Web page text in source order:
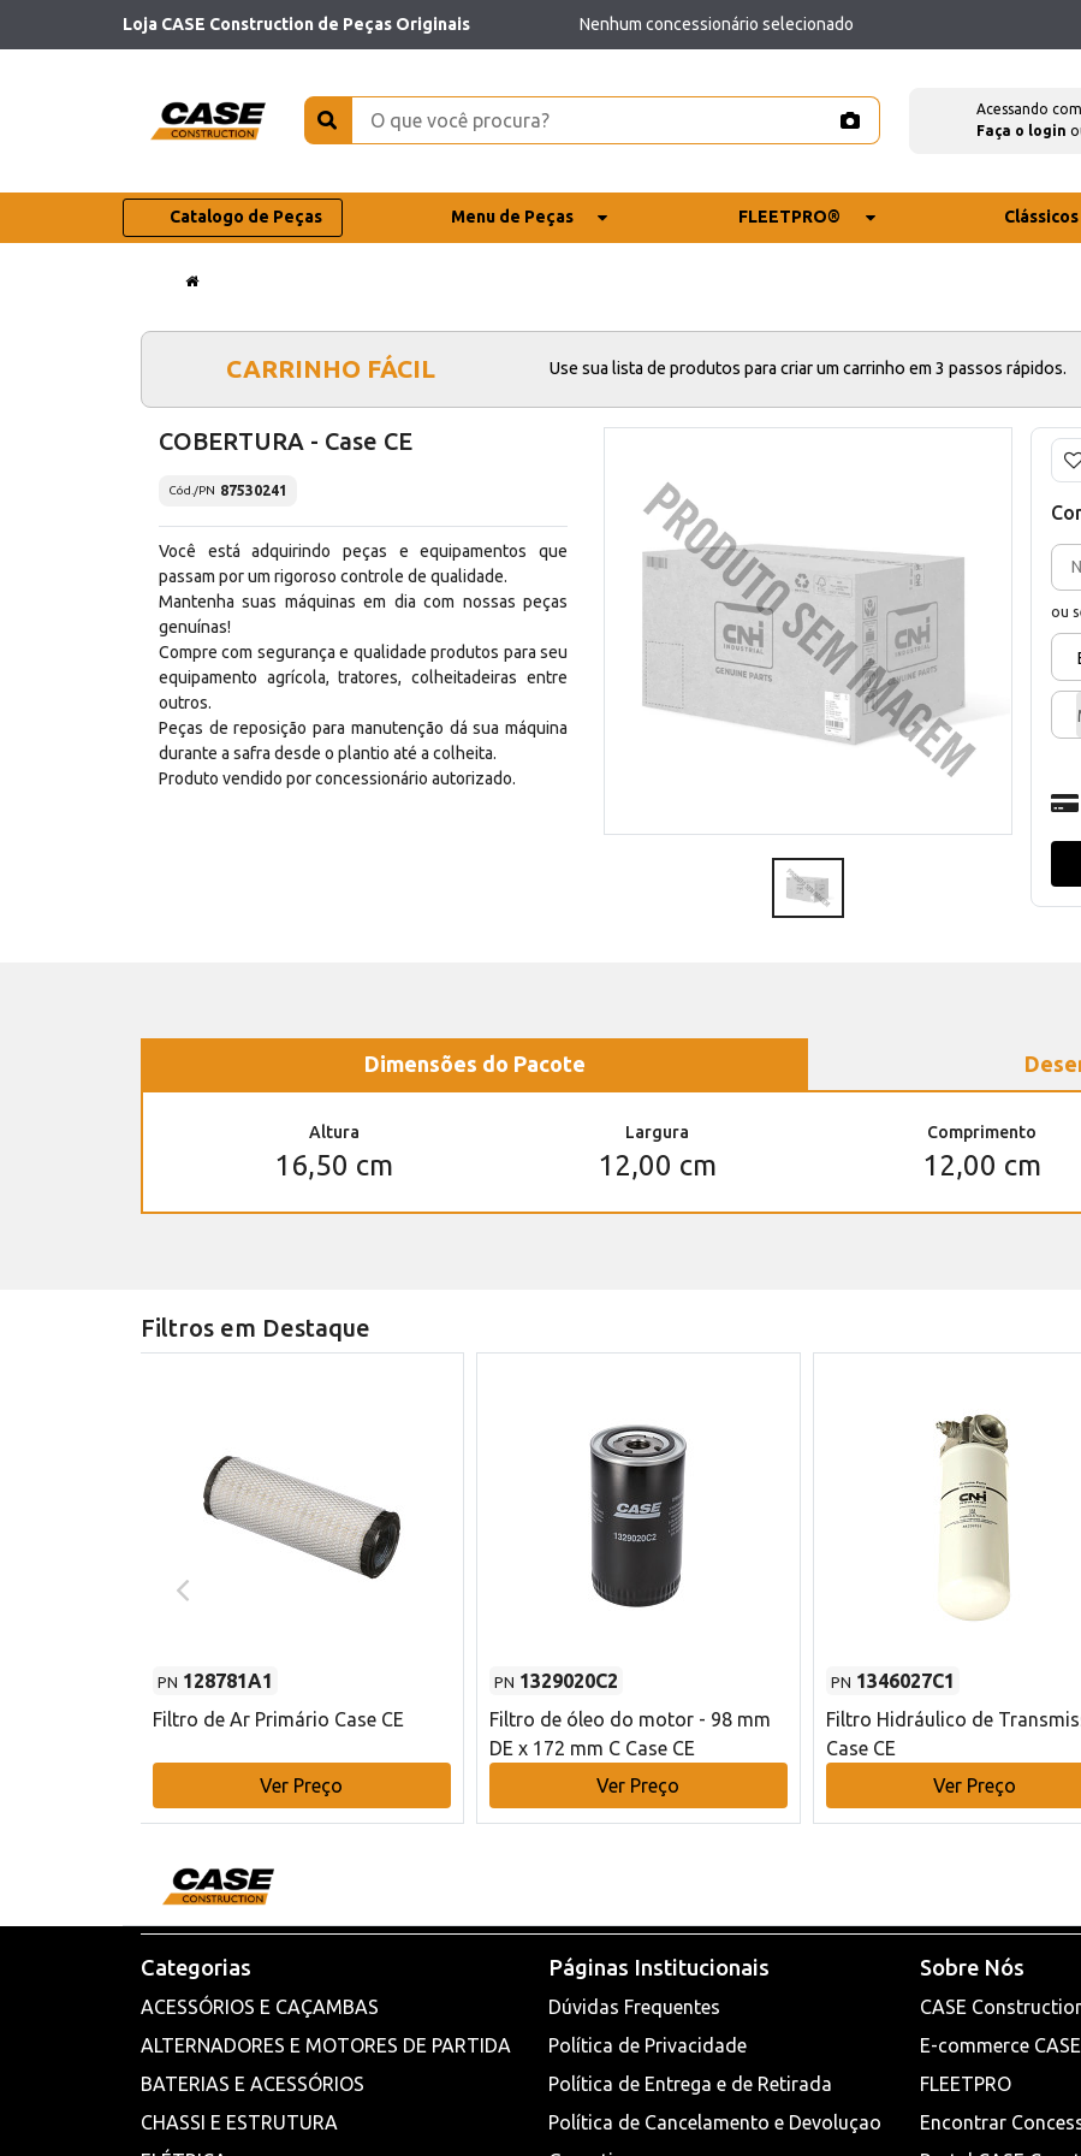
Loja CASE Construction de Peças Originais Nenhum concessionário selecionado
Acessando
Faça o login
Catalogo de Peças Menu de Peças FLEETPRO®
CARRINHO FÁCIL Use sua lista de produtos para criar um carrinho em 3 passos rápidos.
COBERTURA - Case CE
Cód./PN 87530241
Você está adquirindo peças e equipamentos que
passam por um rigoroso controle de qualidade.
Mantenha suas máquinas em dia com nossas peças
genuínas!
Compre com segurança e qualidade produtos para seu
equipamento agrícola, tratores, colheitadeiras entre
outros.
Peças de reposição para manutenção dá sua máquina
durante a safra desde o plantio até a colheita.
Produto vendido por concessionário autorizado.
ou
Dimensões do Pacote
Altura
16,50 cm
Largura
12,00 cm
Comprimento
12,00 cm
Filtros em Destaque
PN 128781A1
Filtro de Ar Primário Case CE
Ver Preço
PN 1329020C2
Filtro de óleo do motor - 98 mm
DE x 172 mm C Case CE
Ver Preço
PN 1346027C1
Filtro Hidráulico de
Case CE
Ver Preço
Categorias
ACESSÓRIOS E CAÇAMBAS
ALTERNADORES E MOTORES DE PARTIDA
BATERIAS E ACESSÓRIOS
CHASSI E ESTRUTURA
Páginas Institucionais
Dúvidas Frequentes
Política de Privacidade
Política de Entrega e de Retirada
Política de Cancelamento e Devoluçao
Sobre Nós
CASE
E-commerce CASE
FLEETPRO
Encontrar